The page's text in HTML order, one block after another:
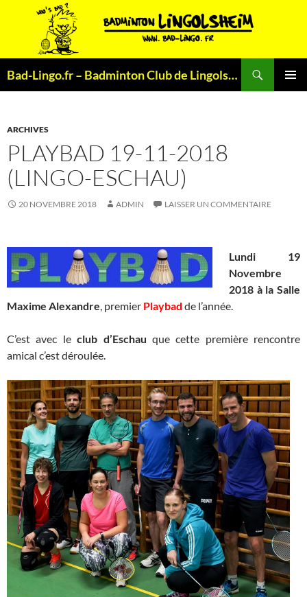
Bad-Lingo.fr – Badminton Club de Lingolsheim
ARCHIVES
PLAYBAD 19-11-2018
(LINGO-ESCHAU)
20 NOVEMBRE 2018 ADMIN LAISSER UN COMMENTAIRE
Lundi 19
Novembre
2018 à la Salle
Maxime Alexandre, premier Playbad de l’année.
C’est avec leclub d’Eschau que cette première rencontre
amical c’est déroulée.